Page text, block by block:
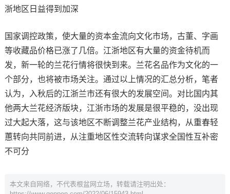
浙地区日益得到加深
国家调控政策，使大量的资本金流向文化市场，古董、字画
等收藏品价格已涨了几倍。江浙地区有大量的资金待机而
发，新一轮的兰花行情将很快到来。兰花名品作为文化的一
个部分，也将被市场关注。通过以上情况的汇总分析，笔者
认为，入秋后的江浙兰市还有很大的发展空间。对比国内其
他两大兰花经济版块，江浙市场的发展是很平稳的，没出现
过大起大落，这与该地区不断调整兰花产业结构，从重春轻
蕙转向共同前进，从注重地区性交流转向谋求全国性互补密
不可分
本文来自网络，不代表根盆网立场，转载请注明出处：